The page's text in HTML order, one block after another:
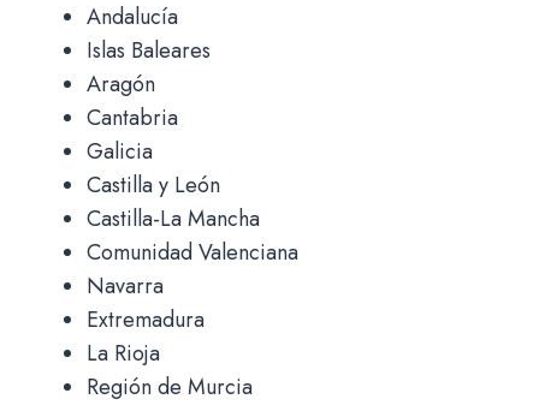
Andalucía
Islas Baleares
Aragón
Cantabria
Galicia
Castilla y León
Castilla-La Mancha
Comunidad Valenciana
Navarra
Extremadura
La Rioja
Región de Murcia